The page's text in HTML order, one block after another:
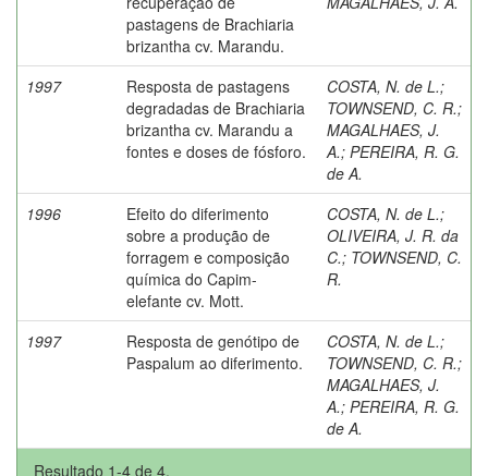
pastagens de Brachiaria
brizantha cv. Marandu.
1997
Resposta de pastagens
degradadas de Brachiaria
brizantha cv. Marandu a
fontes e doses de fósforo.
COSTA, N. de L.;
TOWNSEND, C. R.;
MAGALHAES, J.
A.; PEREIRA, R. G.
de A.
1996
Efeito do diferimento
sobre a produção de
forragem e composição
química do Capim-
elefante cv. Mott.
COSTA, N. de L.;
OLIVEIRA, J. R. da
C.; TOWNSEND, C.
R.
1997
Resposta de genótipo de
Paspalum ao diferimento.
COSTA, N. de L.;
TOWNSEND, C. R.;
MAGALHAES, J.
A.; PEREIRA, R. G.
de A.
Resultado 1-4 de 4.